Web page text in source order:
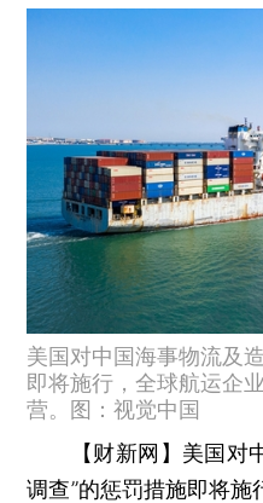
美国对中国海事物流及
即将施行，全球航运企
营。图：视觉中国
【财新网】 美国对
调查”的惩罚措施即将